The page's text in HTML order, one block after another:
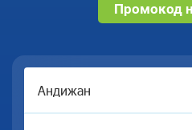
Промокод